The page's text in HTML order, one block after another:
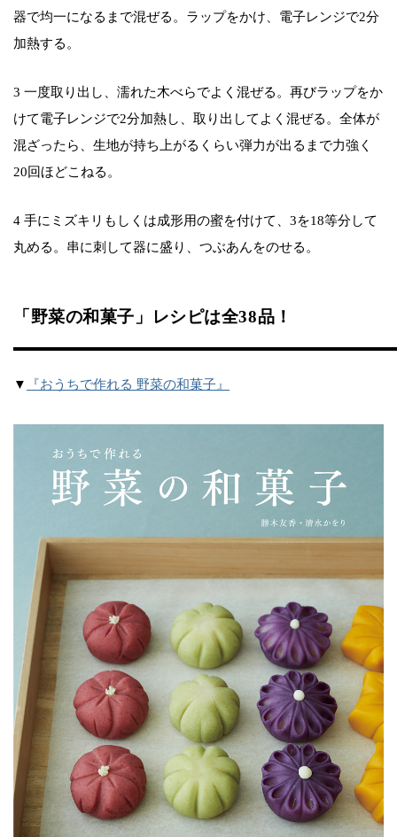
器で均一になるまで混ぜる。ラップをかけ、電子レンジで2分
加熱する。
3 一度取り出し、濡れた木べらでよく混ぜる。再びラップをか
けて電子レンジで2分加熱し、取り出してよく混ぜる。全体が
混ざったら、生地が持ち上がるくらい弾力が出るまで力強く
20回ほどこねる。
4 手にミズキリもしくは成形用の蜜を付けて、3を18等分して
丸める。串に刺して器に盛り、つぶあんをのせる。
「野菜の和菓子」レシピは全38品！
▼ 『おうちで作れる 野菜の和菓子』